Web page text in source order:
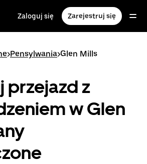
Zaloguj się Zarejestruj się
>Pensylwania>Glen Mills
przejazd z
w Glen